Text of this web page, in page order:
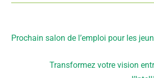
Prochain salon de l’emploi pour les
Transformez votre vision